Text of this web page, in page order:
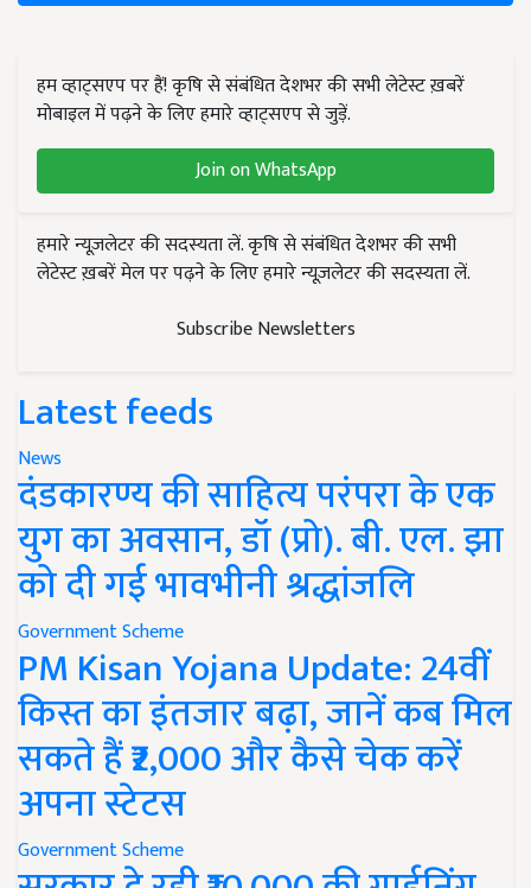
हम व्हाट्सएप पर हैं! कृषि से संबंधित देशभर की सभी लेटेस्ट ख़बरें
मोबाइल में पढ़ने के लिए हमारे व्हाट्सएप से जुड़ें.
Join on WhatsApp
हमारे न्यूज़लेटर की सदस्यता लें. कृषि से संबंधित देशभर की सभी
लेटेस्ट ख़बरें मेल पर पढ़ने के लिए हमारे न्यूज़लेटर की सदस्यता लें.
Subscribe Newsletters
Latest feeds
News
दंडकारण्य की साहित्य परंपरा के एक
युग का अवसान, डॉ (प्रो). बी. एल. झा
को दी गई भावभीनी श्रद्धांजलि
Government Scheme
PM Kisan Yojana Update: 24वीं
किस्त का इंतजार बढ़ा, जानें कब मिल
सकते हैं ₹2,000 और कैसे चेक करें
अपना स्टेटस
Government Scheme